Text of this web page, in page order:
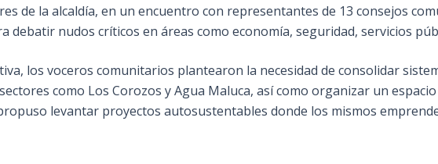
de la alcaldía, en un encuentro con representantes de 13 consejos
debatir nudos críticos en áreas como economía, seguridad, servicios
los voceros comunitarios plantearon la necesidad de consolidar
como Los Corozos y Agua Maluca, así como organizar un
levantar proyectos autosustentables donde los mismos